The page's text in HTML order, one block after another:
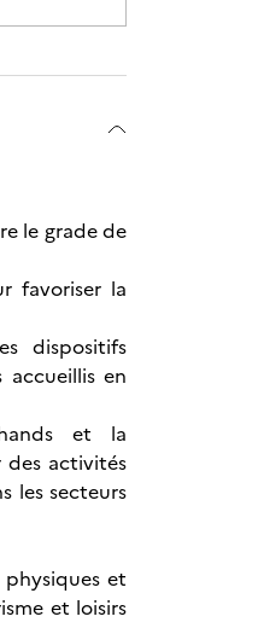
le grade de
favoriser la
dispositifs
en
et la
des activités
les secteurs
et
et loisirs